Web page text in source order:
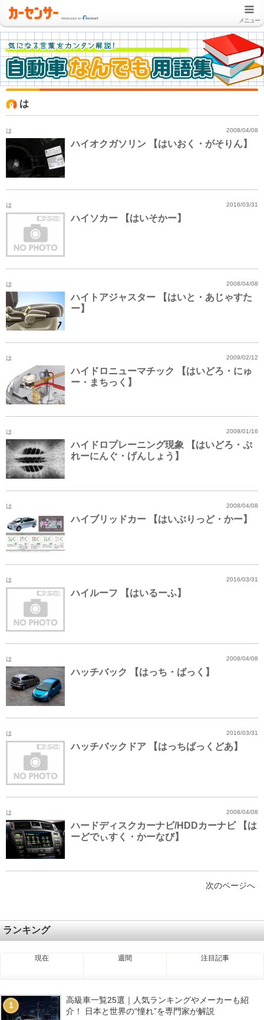
メニュー
は
は 2008/04/08
ハイオクガソリン 【はいおく・がそりん】
は 2016/03/31
ハイソカー 【はいそかー】
は 2008/04/08
ハイトアジャスター 【はいと・あじゃすた
ー】
は 2009/02/12
ハイドロニューマチック 【はいどろ・にゅ
ー・まちっく】
は 2009/01/16
ハイドロプレーニング現象 【はいどろ・ぷ
れーにんぐ・げんしょう】
は 2008/04/08
ハイブリッドカー 【はいぶりっど・かー】
は 2016/03/31
ハイルーフ 【はいるーふ】
は 2008/04/08
ハッチバック 【はっち・ばっく】
は 2016/03/31
ハッチバックドア 【はっちばっくどあ】
は 2008/04/08
ハードディスクカーナビ/HDDカーナビ 【は
ーどでぃすく・かーなび】
次のページへ
ランキング
現在 週間 注目記事
1
高級車一覧25選｜人気ランキングやメーカーも紹
介！ 日本と世界の“憧れ”を専門家が解説